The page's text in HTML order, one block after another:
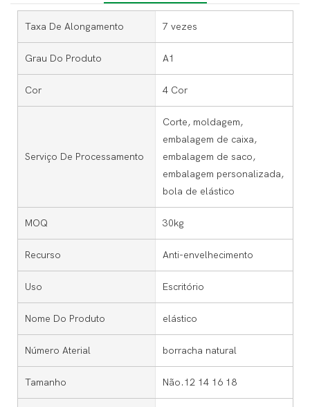
Taxa De Alongamento 7 vezes
Grau Do Produto A1
Cor 4 Cor
Serviço De Processamento
Corte, moldagem,
embalagem de caixa,
embalagem de saco,
embalagem personalizada,
bola de elástico
MOQ 30kg
Recurso Anti-envelhecimento
Uso Escritório
Nome Do Produto elástico
Número Aterial borracha natural
Tamanho Não.12 14 16 18